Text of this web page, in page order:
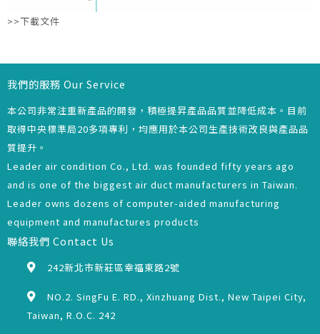
>>下載文件
我們的服務 Our Service
本公司非常注重新產品的開發，積極提昇產品品質並降低成本。目前
取得中央標準局20多項專利，均應用於本公司生產技術改良與產品品
質提升。
Leader air condition Co., Ltd. was founded fifty years ago
and is one of the biggest air duct manufacturers in Taiwan.
Leader owns dozens of computer-aided manufacturing
equipment and manufactures products
聯絡我們 Contact Us
242新北市新莊區幸福東路2號
NO.2. SingFu E. RD., Xinzhuang Dist., New Taipei City,
Taiwan, R.O.C. 242